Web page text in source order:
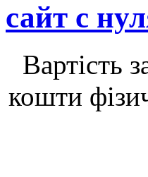
сайт с
Вартість
кошти